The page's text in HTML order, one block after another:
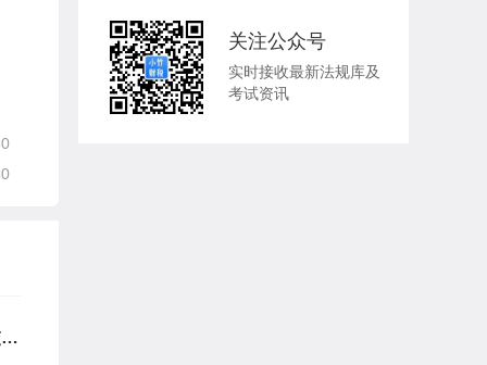
关注公众号
实时接收最新法规库及
考试资讯